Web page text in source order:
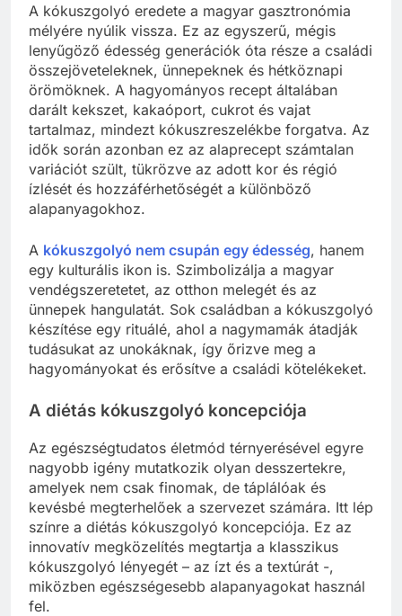
A kókuszgolyó eredete a magyar gasztronómia
mélyére nyúlik vissza. Ez az egyszerű, mégis
lenyűgöző édesség generációk óta része a családi
összejöveteleknek, ünnepeknek és hétköznapi
örömöknek. A hagyományos recept általában
darált kekszet, kakaóport, cukrot és vajat
tartalmaz, mindezt kókuszreszelékbe forgatva. Az
idők során azonban ez az alaprecept számtalan
variációt szült, tükrözve az adott kor és régió
ízlését és hozzáférhetőségét a különböző
alapanyagokhoz.
A kókuszgolyó nem csupán egy édesség, hanem
egy kulturális ikon is. Szimbolizálja a magyar
vendégszeretetet, az otthon melegét és az
ünnepek hangulatát. Sok családban a kókuszgolyó
készítése egy rituálé, ahol a nagymamák átadják
tudásukat az unokáknak, így őrizve meg a
hagyományokat és erősítve a családi kötelékeket.
A diétás kókuszgolyó koncepciója
Az egészségtudatos életmód térnyerésével egyre
nagyobb igény mutatkozik olyan desszertekre,
amelyek nem csak finomak, de táplálóak és
kevésbé megterhelőek a szervezet számára. Itt lép
színre a diétás kókuszgolyó koncepciója. Ez az
innovatív megközelítés megtartja a klasszikus
kókuszgolyó lényegét – az ízt és a textúrát -,
miközben egészségesebb alapanyagokat használ
fel.